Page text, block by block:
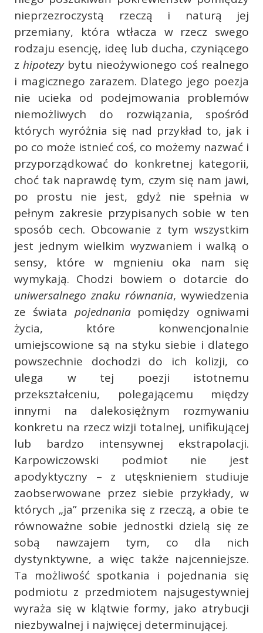
nieprzezroczystą rzeczą i naturą jej
przemiany, która wtłacza w rzecz swego
rodzaju esencję, ideę lub ducha, czyniącego
zhipotezy bytu nieożywionego coś realnego
i magicznego zarazem. Dlatego jego poezja
nie ucieka od podejmowania problemów
niemożliwych do rozwiązania, spośród
których wyróżnia się nad przykład to, jak i
po co może istnieć coś, co możemy nazwać i
przyporządkować do konkretnej kategorii,
choć tak naprawdę tym, czym się nam jawi,
po prostu nie jest, gdyż nie spełnia w
pełnym zakresie przypisanych sobie w ten
sposób cech. Obcowanie z tym wszystkim
jest jednym wielkim wyzwaniem i walką o
sensy, które w mgnieniu oka nam się
wymykają. Chodzi bowiem o dotarcie do
uniwersalnego znaku równania, wywiedzenia
ze świata pojednania pomiędzy ogniwami
życia, które konwencjonalnie
umiejscowione są na styku siebie i dlatego
powszechnie dochodzi do ich kolizji, co
ulega w tej poezji istotnemu
przekształceniu, polegającemu między
innymi na dalekosiężnym rozmywaniu
konkretu na rzecz wizji totalnej, unifikującej
lub bardzo intensywnej ekstrapolacji.
Karpowiczowski podmiot nie jest
apodyktyczny – z utęsknieniem studiuje
zaobserwowane przez siebie przykłady, w
których „ja” przenika się z rzeczą, a obie te
równoważne sobie jednostki dzielą się ze
sobą nawzajem tym, co dla nich
dystynktywne, a więc także najcenniejsze.
Ta możliwość spotkania i pojednania się
podmiotu z przedmiotem najsugestywniej
wyraża się w klątwie formy, jako atrybucji
niezbywalnej i najwięcej determinującej.